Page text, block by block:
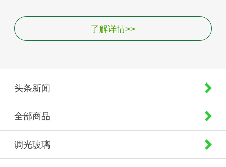
了解详情>>
头条新闻
全部商品
调光玻璃